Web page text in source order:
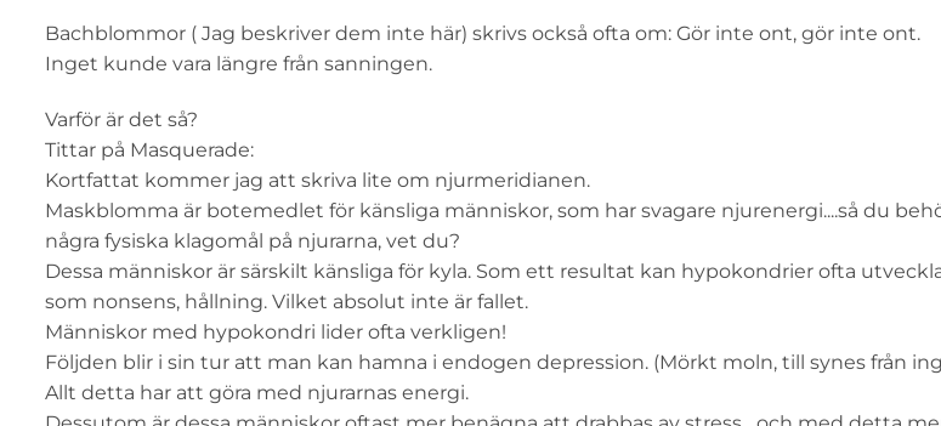
Bachblommor ( Jag beskriver dem inte här) skrivs också ofta om: Gör inte ont, gör inte ont.
Inget kunde vara längre från sanningen.
Varför är det så?
Tittar på Masquerade:
Kortfattat kommer jag att skriva lite om njurmeridianen.
Maskblomma är botemedlet för känsliga människor, som har svagare njurenergi....så du
några fysiska klagomål på njurarna, vet du?
Dessa människor är särskilt känsliga för kyla. Som ett resultat kan hypokondrier ofta
som nonsens, hållning. Vilket absolut inte är fallet.
Människor med hypokondri lider ofta verkligen!
Följden blir i sin tur att man kan hamna i endogen depression. (Mörkt moln, till synes från
Allt detta har att göra med njurarnas energi.